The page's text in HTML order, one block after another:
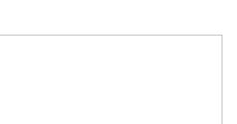
LAGOS 1675 beige
ihned k odeslání